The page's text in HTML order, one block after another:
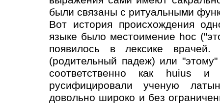
были связаны с ритуальными
Вот история происхождения
языке было местоимение hoc
появилось в лексике
(родительный падеж) или
соответственно как huius
русифицировали ученую
довольно широко и без